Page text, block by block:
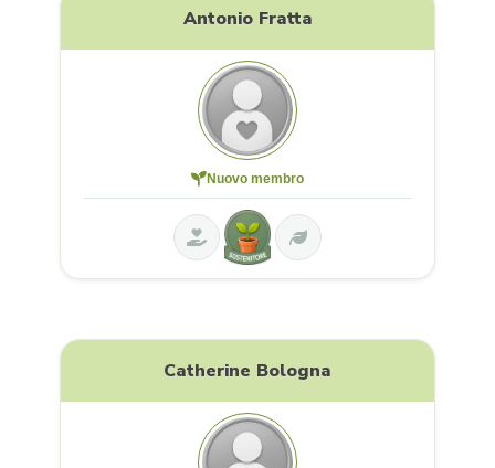
Antonio Fratta
Nuovo membro
Catherine Bologna